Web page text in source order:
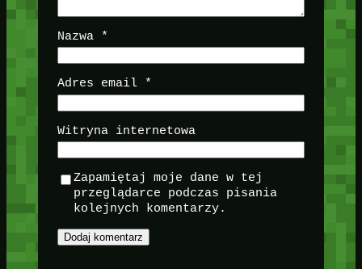
Nazwa *
Adres email *
Witryna internetowa
Zapamiętaj moje dane w tej
przeglądarce podczas pisania
kolejnych komentarzy.